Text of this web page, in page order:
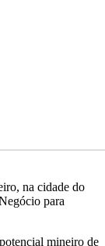
na cidade do
para
mineiro de